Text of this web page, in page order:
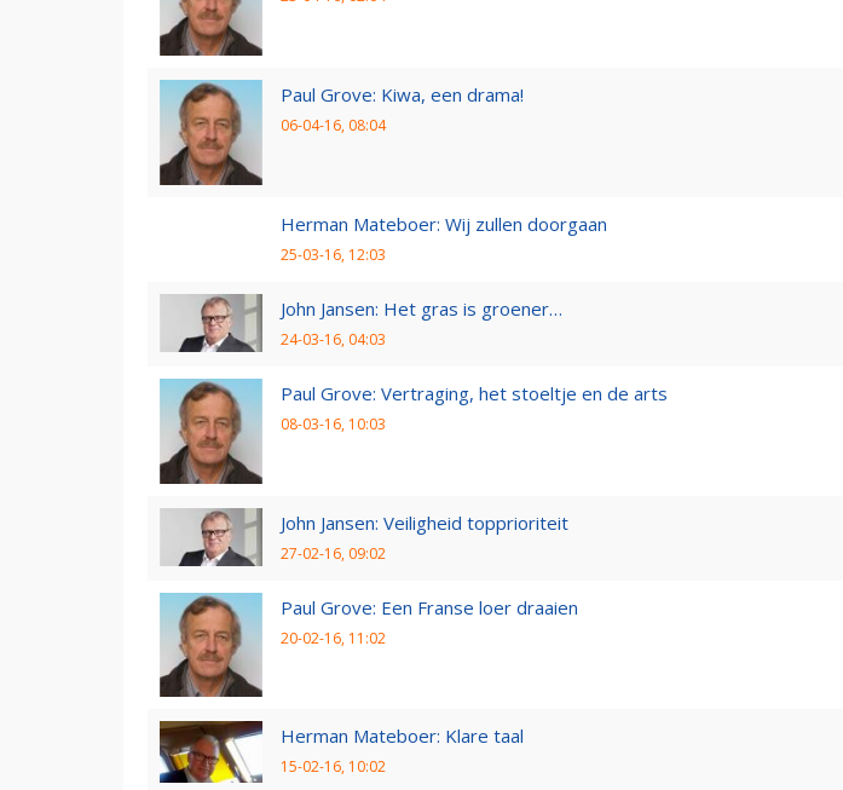
Paul Grove: Kiwa, een drama!
06-04-16, 08:04
Herman Mateboer: Wij zullen doorgaan
25-03-16, 12:03
John Jansen: Het gras is groener…
24-03-16, 04:03
Paul Grove: Vertraging, het stoeltje en de arts
08-03-16, 10:03
John Jansen: Veiligheid topprioriteit
27-02-16, 09:02
Paul Grove: Een Franse loer draaien
20-02-16, 11:02
Herman Mateboer: Klare taal
15-02-16, 10:02